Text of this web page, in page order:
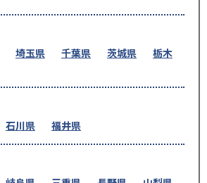
埼玉県 千葉県 茨城県
栃木
石川県 福井県